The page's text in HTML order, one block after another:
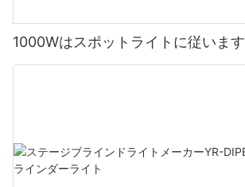
1000Wはスポットライトに従います